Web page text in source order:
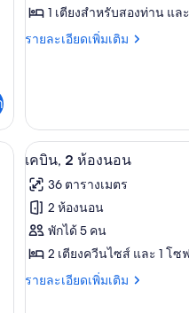
ของ
วิลล่า
1 เตียงสำหรับสองท่าน แ
รายละเอียดเพิ่มเติม
ราย
กับ
วิลล่า
(Vintage)
เปิด
ภาพถ่าย
ทั้งหมด
ของ
เคบิน,
2
7
เคบิน, 2 ห้องนอน
36 ตารางเมตร
2 ห้องนอน
พักได้ 5 คน
2 เตียงควีนไซส์ และ 1 โ
รายละเอียดเพิ่มเติม
ราย